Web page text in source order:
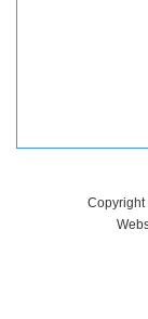
Copyright